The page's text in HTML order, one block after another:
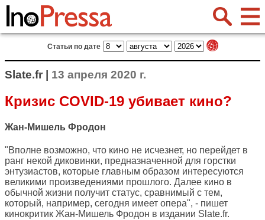
Статьи по дате
Slate.fr | 13 апреля 2020 г.
Кризис COVID-19 убивает кино?
Жан-Мишель Фродон
"Вполне возможно, что кино не исчезнет, но перейдет в
ранг некой диковинки, предназначенной для горстки
энтузиастов, которые главным образом интересуются
великими произведениями прошлого. Далее кино в
обычной жизни получит статус, сравнимый с тем,
который, например, сегодня имеет опера", - пишет
кинокритик Жан-Мишель Фродон в издании Slate.fr.